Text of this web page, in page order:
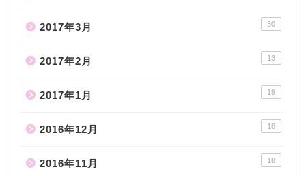
2017年3月 30
2017年2月 13
2017年1月 19
2016年12月 18
2016年11月 18